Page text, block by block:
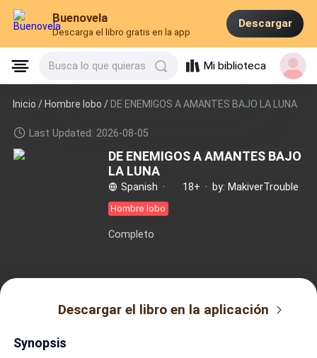
Buenovela
Descarga el libro gratis en la app
Descargar
Busca lo que quieras Mi biblioteca
Inicio /Hombre lobo / DE ENEMIGOS A AMANTES BAJO LA LUNA
Last Updated: 2026-08-05
DE ENEMIGOS A AMANTES BAJO
LA LUNA
Spanish · 18+ · by: MakiverTrouble
Hombre lobo
Completo
Descargar el libro en la aplicación
Synopsis